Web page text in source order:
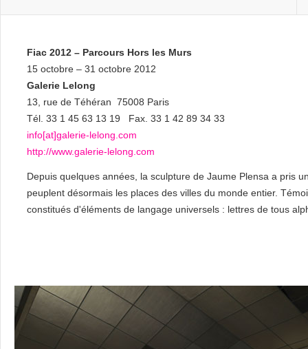
Fiac 2012 – Parcours Hors les Murs
15 octobre – 31 octobre 2012
Galerie Lelong
13, rue de Téhéran 75008 Paris
Tél. 33 1 45 63 13 19 Fax. 33 1 42 89 34 33
info[at]galerie-lelong.com
http://www.galerie-lelong.com
Depuis quelques années, la sculpture de Jaume Plensa a pris
peuplent désormais les places des villes du monde entier.
constitués d'éléments de langage universels : lettres de tous